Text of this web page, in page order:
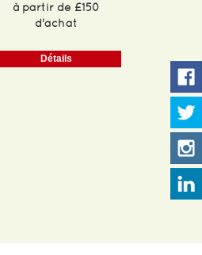
à partir de £150
d'achat
Détails